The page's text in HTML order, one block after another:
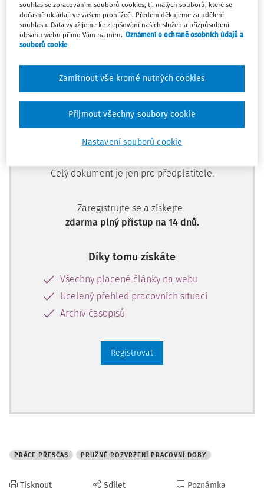
plnohodnotně volitelné pracovní doby.
Viz situacePružné rozvržení pracovní doby.
Máte předplatné? Přihlaste se
Zatím jste si přečetli jen začátek…
Celý dokument je jen pro předplatitele.
Zaregistrujte se a získejte
zdarma plný přístup na 14 dnů.
Díky tomu získáte
Všechny placené články na webu
Ucelený přehled pracovních situací
Archiv časopisů
Registrovat
PRÁCE PŘESČAS PRUŽNÉ ROZVRŽENÍ PRACOVNÍ DOBY
Tisknout Sdílet Poznámka
souhlas se zpracováním souborů cookies, tj. malých souborů, které se
dočasně ukládají ve vašem prohlížeči. Předem děkujeme za udělení
souhlasu. Data využijeme ke zlepšování našich služeb a přizpůsobení
obsahu webu přímo Vám na míru. Oznámení o ochraně osobních údajů a
souborů cookie
Nastavení souborů cookie
Zamítnout vše kromě nutných cookies
Přijmout všechny soubory cookie